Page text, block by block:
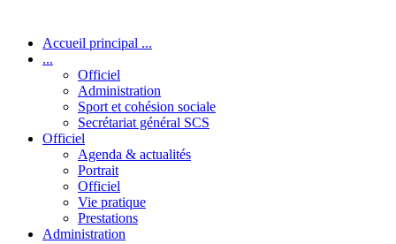
Accueil principal ...
...
Officiel
Administration
Sport et cohésion sociale
Secrétariat général SCS
Officiel
Agenda & actualités
Portrait
Officiel
Vie pratique
Prestations
Administration